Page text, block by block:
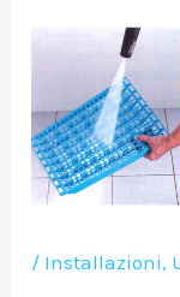
/ Installazioni,